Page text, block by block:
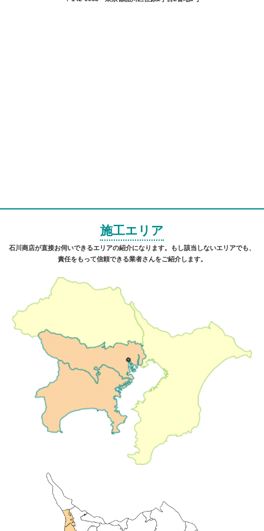
施工エリア
石川商店が直接お伺いできるエリアの紹介になります。もし該当しないエリアでも、
責任をもって信頼できる業者さんをご紹介します。